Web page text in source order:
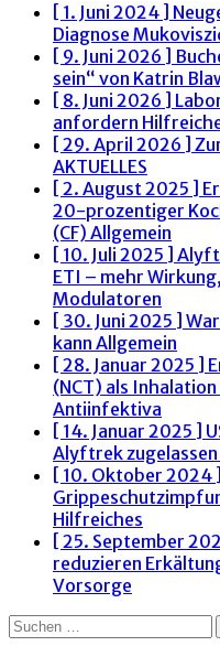
[ 1. Juni 2024 ]
Diagnose
[ 9. Juni 2026 ]
sein“ von Katrin
[ 8. Juni 2026 ]
anfordern
[ 29. April 2026 ]
AKTUELLES
[ 2. August 2025 ]
20-prozentiger
(CF) Allgemein
[ 10. Juli 2025 ]
ETI – mehr
Modulatoren
[ 30. Juni 2025 ]
kann Allgemein
[ 28. Januar 2025 ]
(NCT) als
Antiinfektiva
[ 14. Januar 2025 ]
Alyftrek zugelassen
[ 10. Oktober 2024 ]
Hilfreiches
[ 25. September
reduzieren
Vorsorge
Suchen